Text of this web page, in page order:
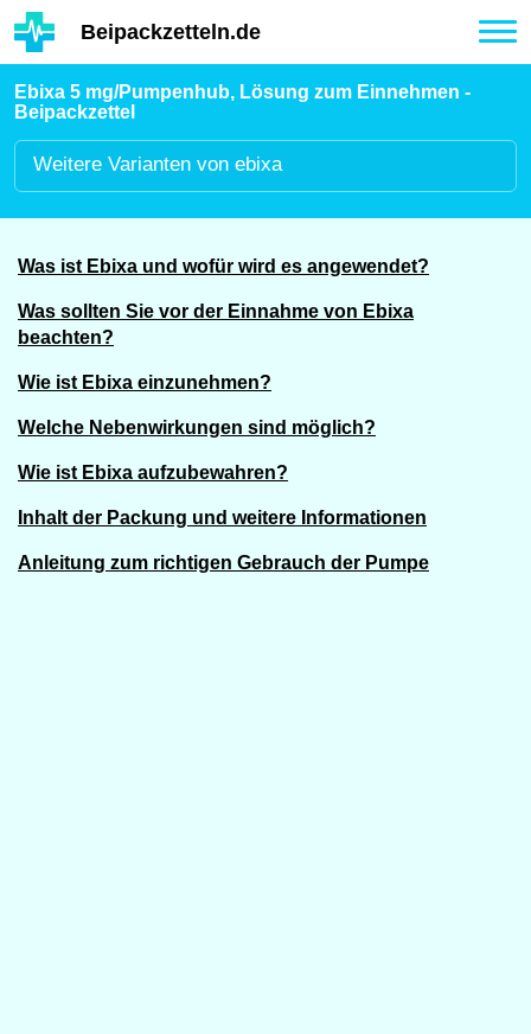
Hauptinhalt
Beipackzetteln.de
Ebixa 5 mg/Pumpenhub, Lösung zum Einnehmen -
Beipackzettel
Weitere Varianten von ebixa
Was ist Ebixa und wofür wird es angewendet?
Was sollten Sie vor der Einnahme von Ebixa
beachten?
Wie ist Ebixa einzunehmen?
Welche Nebenwirkungen sind möglich?
Wie ist Ebixa aufzubewahren?
Inhalt der Packung und weitere Informationen
Anleitung zum richtigen Gebrauch der Pumpe